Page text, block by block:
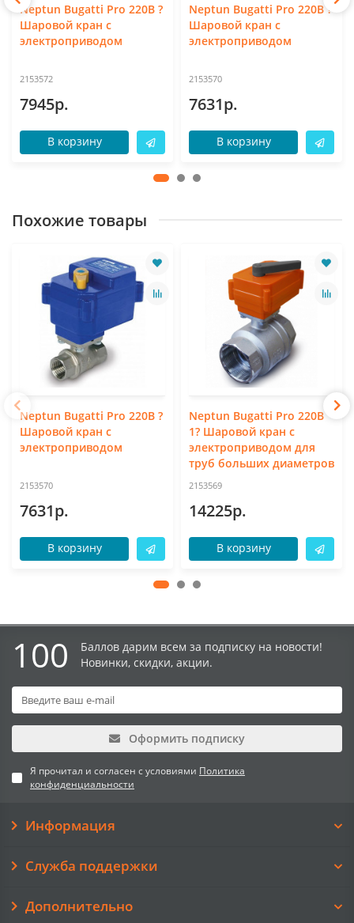
Neptun Bugatti Pro 220В ?
Шаровой кран с
электроприводом
2153572
7945р.
В корзину
Neptun Bugatti Pro 220В ?
Шаровой кран с
электроприводом
2153570
7631р.
В корзину
Похожие товары
Neptun Bugatti Pro 220В ?
Шаровой кран с
электроприводом
2153570
7631р.
В корзину
Neptun Bugatti Pro 220В
1? Шаровой кран с
электроприводом для
труб больших диаметров
2153569
14225р.
В корзину
100
Баллов дарим всем за подписку на новости!
Новинки, скидки, акции.
Оформить подписку
Я прочитал и согласен с условиями Политика
конфиденциальности
Информация
Служба поддержки
Дополнительно